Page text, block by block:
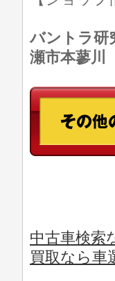
バントラ
瀬市本蓼川
中古車検索
買取なら車